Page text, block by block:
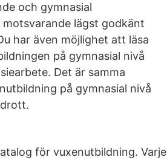
och gymnasial
lägst godkänt
har även möjlighet att läsa
på gymnasial nivå
Det är samma
på gymnasial nivå
för vuxenutbildning. Varje